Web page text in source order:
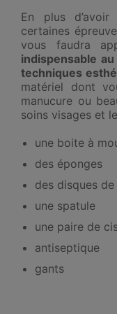
En plus
certaines
vous faudra
indispensable
techniques
matériel dont
manucure ou
soins visages et
une boite à
des éponges
des disques
une spatule
une paire de
antiseptique
gants